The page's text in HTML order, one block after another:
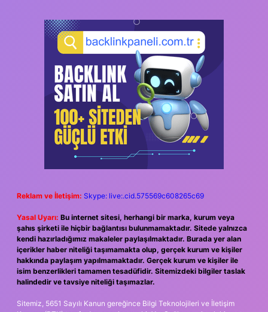
Reklam ve İletişim: Skype: live:.cid.575569c608265c69
Yasal Uyarı: Bu internet sitesi, herhangi bir marka, kurum veya
şahıs şirketi ile hiçbir bağlantısı bulunmamaktadır. Sitede yalnızca
kendi hazırladığımız makaleler paylaşılmaktadır. Burada yer alan
içerikler haber niteliği taşımamakta olup, gerçek kurum ve kişiler
hakkında paylaşım yapılmamaktadır. Gerçek kurum ve kişiler ile
isim benzerlikleri tamamen tesadüfidir. Sitemizdeki bilgiler taslak
halindedir ve tavsiye niteliği taşımazlar.
Sitemiz, 5651 Sayılı Kanun gereğince Bilgi Teknolojileri ve İletişim